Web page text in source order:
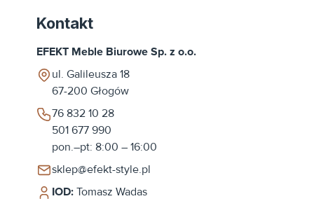
Kontakt
EFEKT Meble Biurowe Sp. z o.o.
ul. Galileusza 18
67-200 Głogów
76 832 10 28
501 677 990
pon.–pt: 8:00 – 16:00
sklep@efekt-style.pl
IOD: Tomasz Wadas